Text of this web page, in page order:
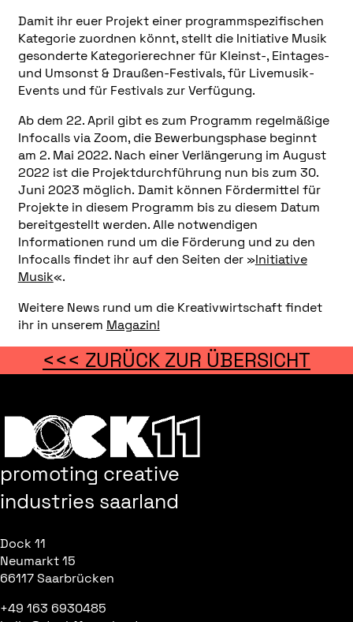
Damit ihr euer Projekt einer programmspezifischen
Kategorie zuordnen könnt, stellt die Initiative Musik
gesonderte Kategorierechner für Kleinst-, Eintages-
und Umsonst & Draußen-Festivals, für Livemusik-
Events und für Festivals zur Verfügung.
Ab dem 22. April gibt es zum Programm regelmäßige
Infocalls via Zoom, die Bewerbungsphase beginnt
am 2. Mai 2022. Nach einer Verlängerung im August
2022 ist die Projektdurchführung nun bis zum 30.
Juni 2023 möglich. Damit können Fördermittel für
Projekte in diesem Programm bis zu diesem Datum
bereitgestellt werden. Alle notwendigen
Informationen rund um die Förderung und zu den
Infocalls findet ihr auf den Seiten der »Initiative
Musik«.
Weitere News rund um die Kreativwirtschaft findet
ihr in unserem Magazin!
<<< ZURÜCK ZUR ÜBERSICHT
promoting creative
industries saarland
Dock 11
Neumarkt 15
66117 Saarbrücken
+49 163 6930485